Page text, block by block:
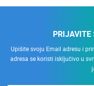
PRIJAVITE
Upišite svoju Email adresu i
adresa se koristi isključivo u